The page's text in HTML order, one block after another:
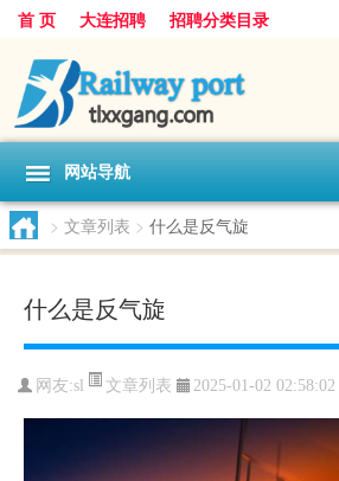
首 页 大连招聘 招聘分类目录
网站导航
> 文章列表 > 什么是反气旋
什么是反气旋
网友:sl 文章列表 2025-01-02 02:58:02